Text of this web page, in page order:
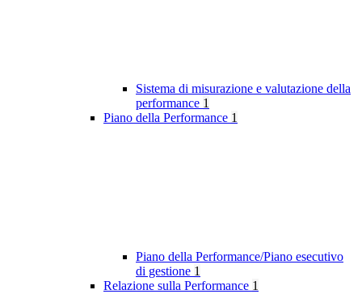
Sistema di misurazione e valutazione della
performance 1
Piano della Performance 1
Piano della Performance/Piano esecutivo
di gestione 1
Relazione sulla Performance 1